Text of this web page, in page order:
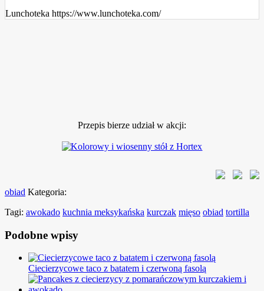
Lunchoteka https://www.lunchoteka.com/
Przepis bierze udział w akcji:
obiad Kategoria:
Tagi: awokado kuchnia meksykańska kurczak mięso obiad tortilla
Podobne wpisy
Ciecierzycowe taco z batatem i czerwoną fasolą